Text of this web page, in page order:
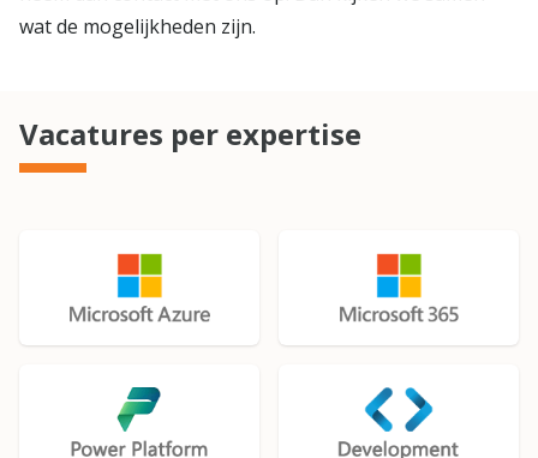
wat de mogelijkheden zijn.
Vacatures per expertise